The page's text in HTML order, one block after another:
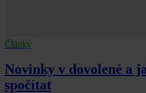
Články
Novinky v dovolené a
spočítat